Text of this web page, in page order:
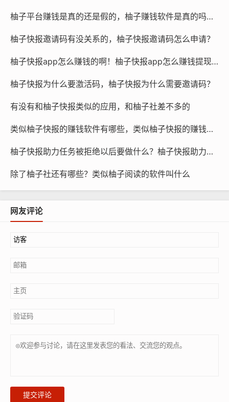
柚子平台赚钱是真的还是假的，柚子赚钱软件是真的吗还是假的？
柚子快报邀请码有没关系的，柚子快报邀请码怎么申请？
柚子快报app怎么赚钱的啊！柚子快报app怎么赚钱提现到微信
柚子快报为什么要激活码，柚子快报为什么需要邀请码？
有没有和柚子快报类似的应用，和柚子社差不多的
类似柚子快报的赚钱软件有哪些，类似柚子快报的赚钱软件是真的吗
柚子快报助力任务被拒绝以后要做什么？柚子快报助力的昵称是什么
除了柚子社还有哪些？类似柚子阅读的软件叫什么
网友评论
提交评论